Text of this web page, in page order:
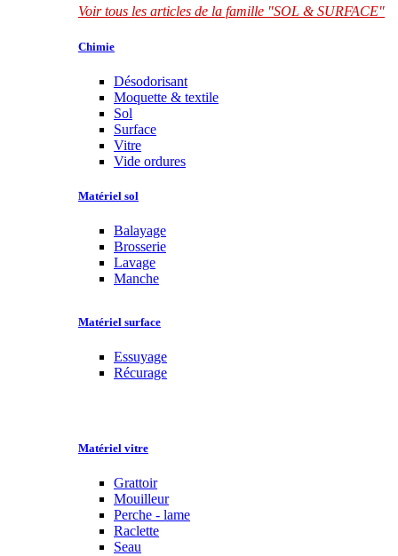
Voir tous les articles de la famille "SOL & SURFACE"
Chimie
Désodorisant
Moquette & textile
Sol
Surface
Vitre
Vide ordures
Matériel sol
Balayage
Brosserie
Lavage
Manche
Matériel surface
Essuyage
Récurage
Matériel vitre
Grattoir
Mouilleur
Perche - lame
Raclette
Seau